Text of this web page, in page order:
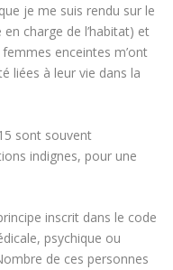
je me suis rendu sur le
charge de l’habitat) et
enceintes m’ont
liées à leur vie dans la
sont souvent
indignes, pour une
inscrit dans le code
psychique ou
de ces personnes